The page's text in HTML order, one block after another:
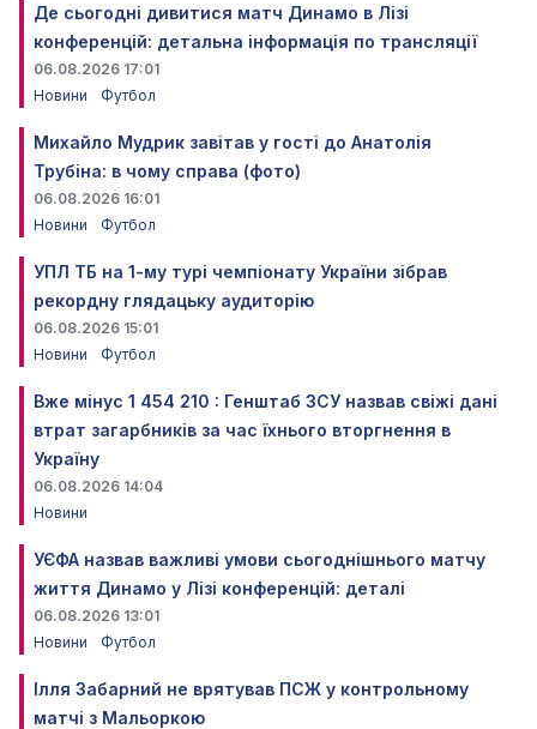
Де сьогодні дивитися матч Динамо в Лізі
конференцій: детальна інформація по трансляції
06.08.2026 17:01
Новини
Футбол
Михайло Мудрик завітав у гості до Анатолія
Трубіна: в чому справа (фото)
06.08.2026 16:01
Новини
Футбол
УПЛ ТБ на 1-му турі чемпіонату України зібрав
рекордну глядацьку аудиторію
06.08.2026 15:01
Новини
Футбол
Вже мінус 1 454 210 : Генштаб ЗСУ назвав свіжі дані
втрат загарбників за час їхнього вторгнення в
Україну
06.08.2026 14:04
Новини
УЄФА назвав важливі умови сьогоднішнього матчу
життя Динамо у Лізі конференцій: деталі
06.08.2026 13:01
Новини
Футбол
Ілля Забарний не врятував ПСЖ у контрольному
матчі з Мальоркою